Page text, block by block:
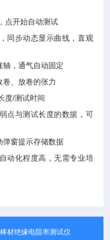
点开始自动测试
同步动态显示曲线，直观
轴，通气自动固定
、放卷的张力
度/测试时间
点与测试长度的数据，可
弹窗提示存储数据
动化程度高，无需专业培
材绝缘电阻率测试仪